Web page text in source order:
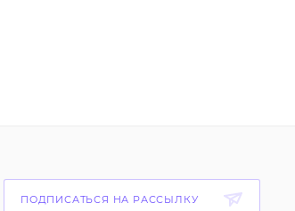
ПОДПИСАТЬСЯ НА РАССЫЛКУ